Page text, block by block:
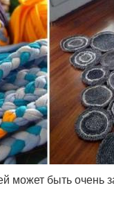
может быть очень